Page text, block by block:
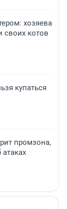
хозяева
своих котов
купаться
промзона,